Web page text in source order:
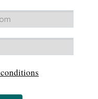
conditions